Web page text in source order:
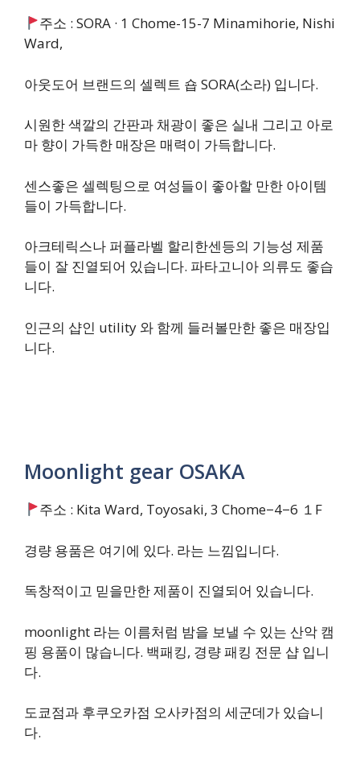
주소 : SORA · 1 Chome-15-7 Minamihorie, Nishi
Ward,
아웃도어 브랜드의 셀렉트 숍 SORA(소라) 입니다.
시원한 색깔의 간판과 채광이 좋은 실내 그리고 아로
마 향이 가득한 매장은 매력이 가득합니다.
센스좋은 셀렉팅으로 여성들이 좋아할 만한 아이템
들이 가득합니다.
아크테릭스나 퍼플라벨 할리한센등의 기능성 제품
들이 잘 진열되어 있습니다. 파타고니아 의류도 좋습
니다.​
​인근의 샵인 utility 와 함께 들러볼만한 좋은 매장입
니다.
Moonlight gear OSAKA
주소 : Kita Ward, Toyosaki, 3 Chome−4−6 １F
경량 용품은 여기에 있다. 라는 느낌입니다.
독창적이고 믿을만한 제품이 진열되어 있습니다.
moonlight 라는 이름처럼 밤을 보낼 수 있는 산악 캠
핑 용품이 많습니다. 백패킹, 경량 패킹 전문 샵 입니
다.
도쿄점과 후쿠오카점 오사카점의 세군데가 있습니
다.